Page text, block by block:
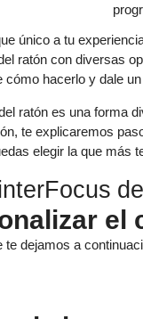
único a tu
ratón con diversas
hacerlo y dale
ratón es una forma
te explicaremos
elegir la que más
te dejamos a